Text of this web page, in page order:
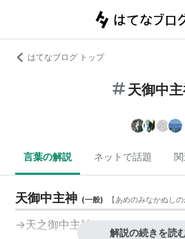
はてなブログ トップ
天御中
言葉の解説 ネットで話題
天御中主神 (一般) 【あめのみなかぬし
→天之御中主神
解説の続きを読